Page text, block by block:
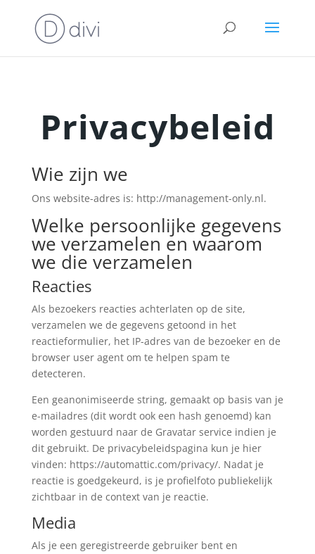
Privacybeleid
Wie zijn we
Ons website-adres is: http://management-only.nl.
Welke persoonlijke gegevens
we verzamelen en waarom
we die verzamelen
Reacties
Als bezoekers reacties achterlaten op de site,
verzamelen we de gegevens getoond in het
reactieformulier, het IP-adres van de bezoeker en de
browser user agent om te helpen spam te
detecteren.
Een geanonimiseerde string, gemaakt op basis van je
e-mailadres (dit wordt ook een hash genoemd) kan
worden gestuurd naar de Gravatar service indien je
dit gebruikt. De privacybeleidspagina kun je hier
vinden: https://automattic.com/privacy/. Nadat je
reactie is goedgekeurd, is je profielfoto publiekelijk
zichtbaar in de context van je reactie.
Media
Als je een geregistreerde gebruiker bent en